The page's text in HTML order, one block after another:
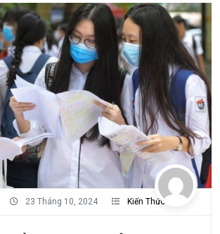
23 Tháng 10, 2024 Kiến Thức